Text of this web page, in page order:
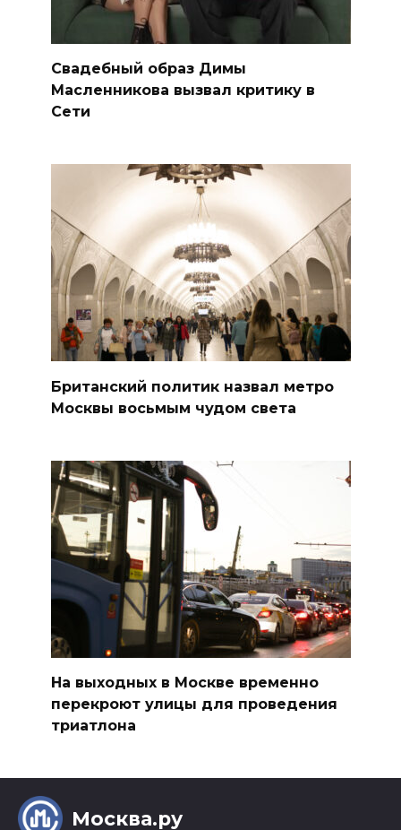
Свадебный образ Димы
Масленникова вызвал критику в
Сети
Британский политик назвал метро
Москвы восьмым чудом света
На выходных в Москве временно
перекроют улицы для проведения
триатлона
Москва.ру